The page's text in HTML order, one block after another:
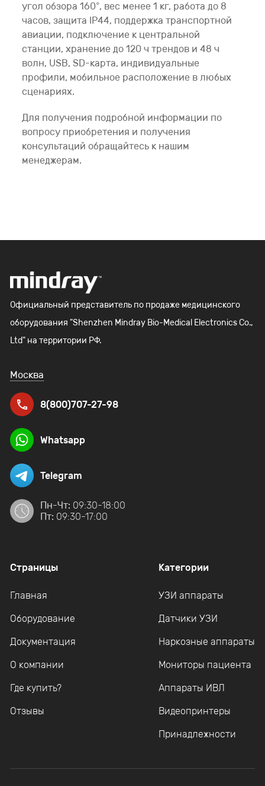
угол обзора 160°, вес менее 1 кг, работа до 8
часов, защита IP44, поддержка транспортной
авиации, подключение к центральной
станции, хранение до 120 ч трендов и 48 ч
волн, USB, SD-карта, индивидуальные
профили, мобильное расположение в любых
сценариях.
Для получения подробной информации по
вопросу приобретения и получения
консультаций обращайтесь к нашим
менеджерам.
Официальный представитель по продаже медицинского
оборудования "Shenzhen Mindray Bio-Medical Electronics Co.,
Ltd" на территории РФ.
Москва
8(800)707-27-98
Whatsapp
Telegram
Пн-Чт: 09:30-18:00
Пт: 09:30-17:00
Страницы
Главная
Оборудование
Документация
О компании
Где купить?
Отзывы
Категории
УЗИ аппараты
Датчики УЗИ
Наркозные аппараты
Мониторы пациента
Аппараты ИВЛ
Видеопринтеры
Принадлежности